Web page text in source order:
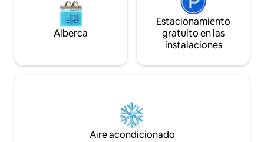
huéspedes dicen que el alquiler es aún
más impresionante en persona y que el
anfitrión responde rápidamente!
Licencias #23-NSTR-13400 y #24-OSTR-
03209. Bywater es el barrio histórico y de
moda más buscado de Nueva Orleans,
un respiro del Barrio Francés y de
Frenchmen Street, que están a menos
de 1 milla de distancia.
Alberca
Estacionamiento
gratuito en las
instalaciones
Aire acondicionado